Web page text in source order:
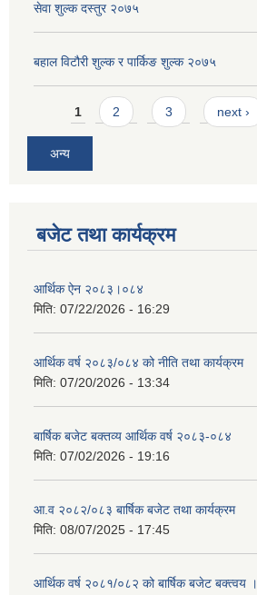
सेवा शुल्क दस्तुर २०७५
बहाल विटौरी शुल्क र पार्किङ शुल्क २०७५
Pages
1 2 3 next ›
अन्य
बजेट तथा कार्यक्रम
आर्थिक ऐन २०८३।०८४
मिति: 07/22/2026 - 16:29
आर्थिक वर्ष २०८३/०८४ को नीति तथा कार्यक्रम
मिति: 07/20/2026 - 13:34
बार्षिक बजेट बक्तव्य आर्थिक वर्ष २०८३-०८४
मिति: 07/02/2026 - 19:16
आ.व २०८२/०८३ बार्षिक बजेट तथा कार्यक्रम
मिति: 08/07/2025 - 17:45
आर्थिक वर्ष २०८१/०८२ को बार्षिक बजेट बक्त्वय ।